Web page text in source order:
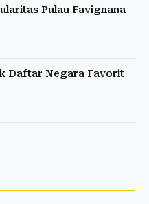
Pulau Favignana
Daftar Negara Favorit